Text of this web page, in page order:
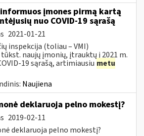
įmones pirmą kartą
nuo COVID-19 sąrašą
2021-01-21
inspekcija (toliau – VMI)
naujų įmonių, įtrauktų į 2021 m.
19 sąrašą, artimiausiu metu
Naujiena
deklaruoja pelno mokestį?
2019-02-11
deklaruoja pelno mokestį?